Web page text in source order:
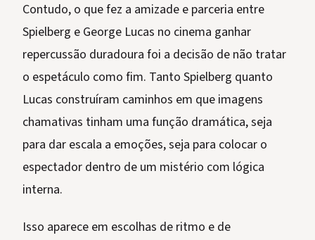
Contudo, o que fez a amizade e parceria entre
Spielberg e George Lucas no cinema ganhar
repercussão duradoura foi a decisão de não tratar
o espetáculo como fim. Tanto Spielberg quanto
Lucas construíram caminhos em que imagens
chamativas tinham uma função dramática, seja
para dar escala a emoções, seja para colocar o
espectador dentro de um mistério com lógica
interna.
Isso aparece em escolhas de ritmo e de